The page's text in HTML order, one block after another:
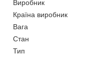
Виробник
Країна виробник
Вага
Стан
Тип